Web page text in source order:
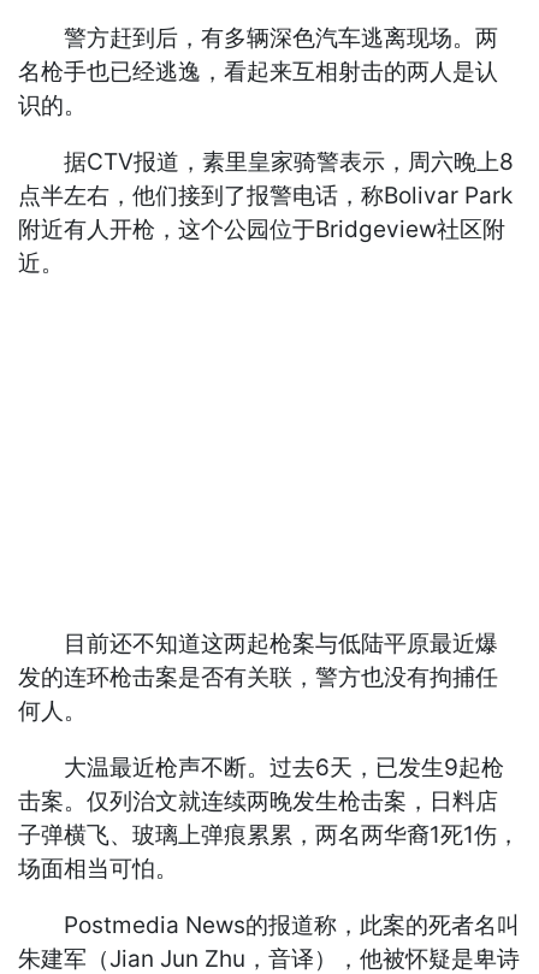
警方赶到后，有多辆深色汽车逃离现场。两
名枪手也已经逃逸，看起来互相射击的两人是认
识的。
据CTV报道，素里皇家骑警表示，周六晚上8
点半左右，他们接到了报警电话，称Bolivar Park
附近有人开枪，这个公园位于Bridgeview社区附
近。
目前还不知道这两起枪案与低陆平原最近爆
发的连环枪击案是否有关联，警方也没有拘捕任
何人。
大温最近枪声不断。过去6天，已发生9起枪
击案。仅列治文就连续两晚发生枪击案，日料店
子弹横飞、玻璃上弹痕累累，两名两华裔1死1伤，
场面相当可怕。
Postmedia News的报道称，此案的死者名叫
朱建军（Jian Jun Zhu，音译），他被怀疑是卑诗